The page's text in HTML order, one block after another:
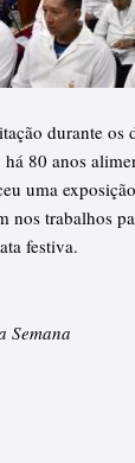
durante
80 anos
uma
nos trabalhos
festiva.
Semana